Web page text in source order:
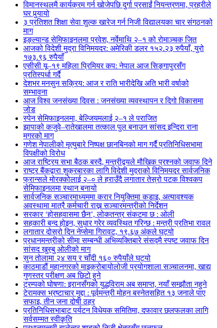
विमानस्थलमै कार्यक्रम गर्न खोजेपछि दुर्गा प्रसाईं नियन्त्रणमा, प्रहरीले
घर पुर्‍यायो
३ प्रतिशत शिक्षा सेवा शुल्क खारेज गर्न निजी विद्यालयका चार संगठनको
माग
इङ्ल्यान्ड सेमिफाइनलमा प्रवेश, नर्वेमाथि २–१ को रोमाञ्चक जित
आजको विदेशी मुद्रा विनिमयदर: अमेरिकी डलर १५२.२३ रुपैयाँ, युरो
१७३.९६ रुपैयाँ
एसीसी यू–१९ महिला प्रिमियर कप: नेपाल आज सिङ्गापुरसँग
प्रतिस्पर्धा गर्दै
देशभर मनसुन सक्रिय: आज र राति भारीदेखि अति भारी वर्षाको
सम्भावना
आज विश्व जनसंख्या दिवस : जनसंख्या व्यवस्थापन र दिगो विकासमा
जोड
स्पेन सेमिफाइनलमा, बेल्जियमलाई २–१ ले पराजित
झापाको कजुवे–रातेखालमा तत्काल पुल बनाउन सांसद इन्दिरा राना
मगरको माग
गणेश नेपालीको मृत्युबारे निष्पक्ष छानबिनको माग गर्दै प्रतिनिधिसभामा
विपक्षीको विरोध
आज राष्ट्रिय सभा बैठक बस्दै, मन्त्रीद्वयले मौखिक प्रश्नको जवाफ दिने
राष्ट्र बैंकद्वारा शुक्रबारका लागि विदेशी मुद्राको विनिमयदर सार्वजनिक
फ्रान्सले मोरक्कोलाई २–० ले हराउँदै लगातार तेस्रो पटक विश्वकप
सेमिफाइनलमा स्थान बनायो
सार्वजनिक सञ्चारमाध्यममा करार नियुक्तिमा कडाइ, अत्यावश्यक
अवस्थामा मात्रै कर्मचारी राख्न सञ्चारमन्त्रीको निर्देशन
सरकार ‘होसहवासमा छैन’, लोकतन्त्र संकटमा छ : ओली
सहकारी बन्द होइन, सुधार गरेर व्यवस्थित गरिन्छ : मन्त्री प्रतिभा रावल
लगातार दोस्रो दिन नेप्सेमा गिरावट, १९.६७ अंकले घट्यो
प्रधानमन्त्रीको सीमा सम्बन्धी अभिव्यक्तिबारे संसद्मै स्पष्ट जवाफ दिन
सांसद खुस्बु ओलीको माग
सुन तोलामा २४ सय र चाँदी १६० रुपैयाँले घट्यो
काठमाडौं महानगरको माइक्रोबायोलोजी प्रयोगशाला सञ्चालनमा, खाद्य
गुणस्तर परीक्षण अब छिटो हुने
ट्रम्पको घोषणा: इरानसँगको युद्धविराम अब समाप्त, नयाँ सम्झौता नहुने
टेरामक्स भ्रष्टाचार मुद्दा : पूर्वमन्त्री मोहन बस्नेतसहित १३ जनाले पाए
सफाइ, तीन जना दोषी ठहर
प्रतिनिधिसभाबाट पर्यटन विधेयक समितिमा, दफावार छलफलका लागि
सर्वसम्मत स्वीकृति